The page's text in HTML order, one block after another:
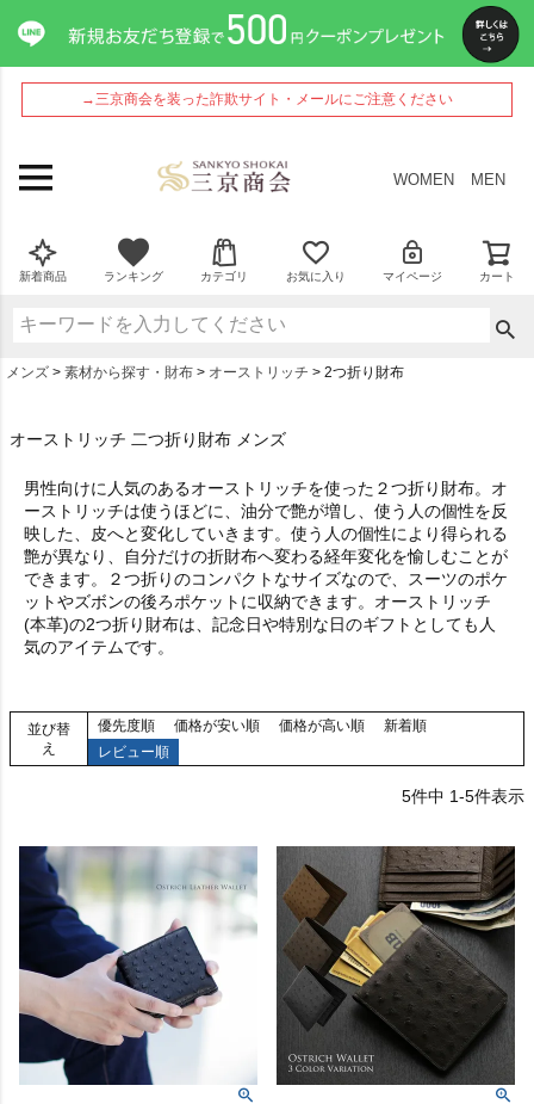
→三京商会を装った詐欺サイト・メールにご注意ください
WOMEN MEN
新着商品 ランキング カテゴリ お気に入り マイページ カート
メンズ 素材から探す・財布 オーストリッチ 2つ折り財布
オーストリッチ 二つ折り財布 メンズ
男性向けに人気のあるオーストリッチを使った２つ折り財布。オ
ーストリッチは使うほどに、油分で艶が増し、使う人の個性を反
映した、皮へと変化していきます。使う人の個性により得られる
艶が異なり、自分だけの折財布へ変わる経年変化を愉しむことが
できます。２つ折りのコンパクトなサイズなので、スーツのポケ
ットやズボンの後ろポケットに収納できます。オーストリッチ
(本革)の2つ折り財布は、記念日や特別な日のギフトとしても人
気のアイテムです。
並び替
え
優先度順 価格が安い順 価格が高い順
新着順
レビュー順
5件中 1-5件表示